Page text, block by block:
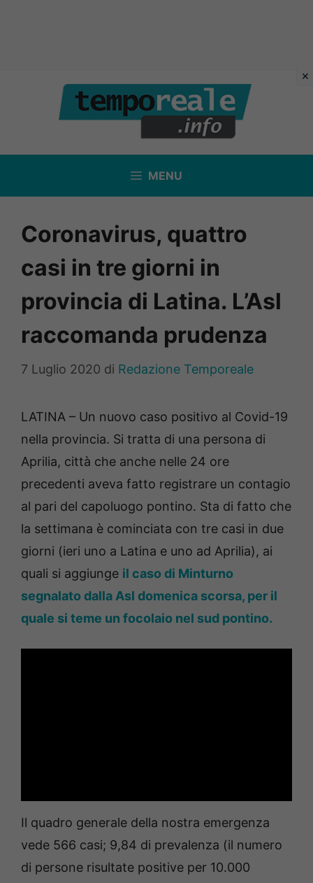
contenuto
MENU
Coronavirus, quattro
casi in tre giorni in
provincia di Latina. L’Asl
raccomanda prudenza
7 Luglio 2020 di Redazione Temporeale
LATINA – Un nuovo caso positivo al Covid-19
nella provincia. Si tratta di una persona di
Aprilia, città che anche nelle 24 ore
precedenti aveva fatto registrare un contagio
al pari del capoluogo pontino. Sta di fatto che
la settimana è cominciata con tre casi in due
giorni (ieri uno a Latina e uno ad Aprilia), ai
quali si aggiunge il caso di Minturno
segnalato dalla Asl domenica scorsa, per il
quale si teme un focolaio nel sud pontino.
Il quadro generale della nostra emergenza
vede 566 casi; 9,84 di prevalenza (il numero
di persone risultate positive per 10.000